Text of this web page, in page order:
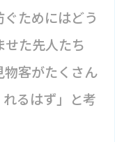
ためにはどう
た先人たち
客がたくさん
るはず」と考